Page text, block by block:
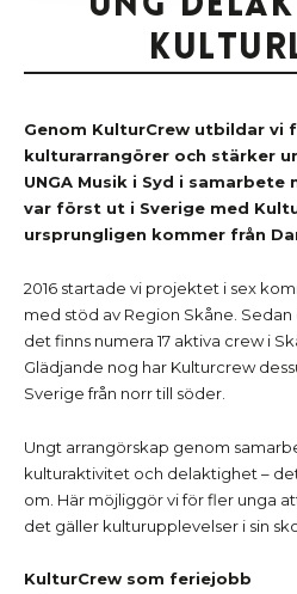
Genom KulturCrew utbildar vi
kulturarrangörer och stärker
UNGA Musik i Syd i
var först ut i Sverige med
ursprungligen kommer från
2016 startade vi projektet i sex
med stöd av Region Skåne.
det finns numera 17 aktiva crew i
Glädjande nog har Kulturcrew
Sverige från norr till söder.
Ungt arrangörskap genom
kulturaktivitet och delaktighet –
om. Här möjliggör vi för fler unga
det gäller kulturupplevelser i sin
KulturCrew som feriejobb